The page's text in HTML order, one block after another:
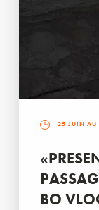
25 JUIN AU
BO